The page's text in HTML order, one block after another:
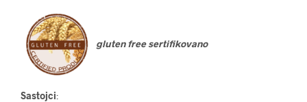
gluten free sertifikovano
Sastojci: